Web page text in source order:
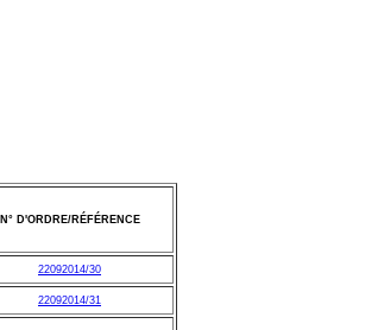
N° D'ORDRE/RÉFÉRENCE
22092014/30
22092014/31